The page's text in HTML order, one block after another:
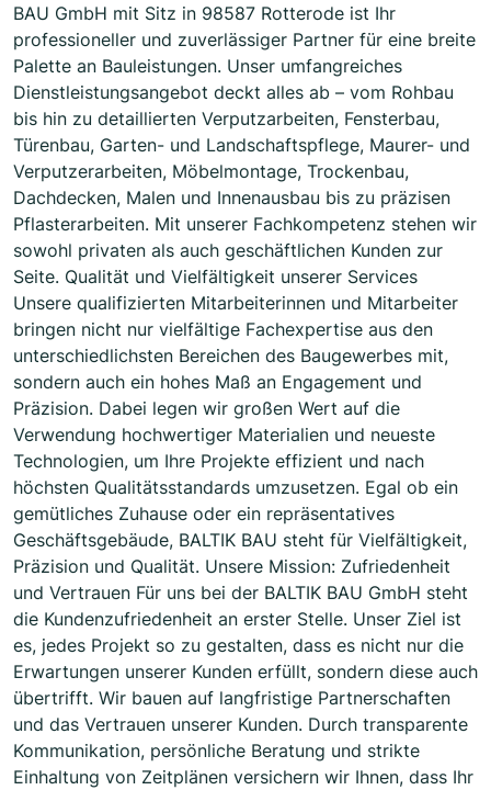
BAU GmbH mit Sitz in 98587 Rotterode ist Ihr
professioneller und zuverlässiger Partner für eine breite
Palette an Bauleistungen. Unser umfangreiches
Dienstleistungsangebot deckt alles ab – vom Rohbau
bis hin zu detaillierten Verputzarbeiten, Fensterbau,
Türenbau, Garten- und Landschaftspflege, Maurer- und
Verputzerarbeiten, Möbelmontage, Trockenbau,
Dachdecken, Malen und Innenausbau bis zu präzisen
Pflasterarbeiten. Mit unserer Fachkompetenz stehen wir
sowohl privaten als auch geschäftlichen Kunden zur
Seite. Qualität und Vielfältigkeit unserer Services
Unsere qualifizierten Mitarbeiterinnen und Mitarbeiter
bringen nicht nur vielfältige Fachexpertise aus den
unterschiedlichsten Bereichen des Baugewerbes mit,
sondern auch ein hohes Maß an Engagement und
Präzision. Dabei legen wir großen Wert auf die
Verwendung hochwertiger Materialien und neueste
Technologien, um Ihre Projekte effizient und nach
höchsten Qualitätsstandards umzusetzen. Egal ob ein
gemütliches Zuhause oder ein repräsentatives
Geschäftsgebäude, BALTIK BAU steht für Vielfältigkeit,
Präzision und Qualität. Unsere Mission: Zufriedenheit
und Vertrauen Für uns bei der BALTIK BAU GmbH steht
die Kundenzufriedenheit an erster Stelle. Unser Ziel ist
es, jedes Projekt so zu gestalten, dass es nicht nur die
Erwartungen unserer Kunden erfüllt, sondern diese auch
übertrifft. Wir bauen auf langfristige Partnerschaften
und das Vertrauen unserer Kunden. Durch transparente
Kommunikation, persönliche Beratung und strikte
Einhaltung von Zeitplänen versichern wir Ihnen, dass Ihr